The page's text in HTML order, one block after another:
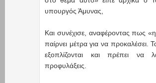
υπουργός Άμυνας,
Και συνέχισε, αναφέροντας πως
παίρνει μέτρα για να προκαλέσει.
εξοπλίζονται και πρέπει να
προφυλάξεις.